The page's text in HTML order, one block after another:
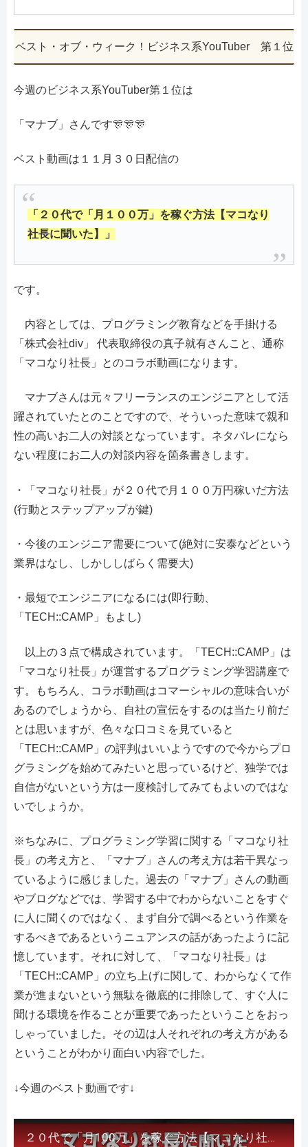
ベスト・オブ・ウィーク！ビジネス系YouTuber 第１位
今週のビジネス系YouTuber第１位は
「マナブ」さんです🎊🎊🎊
ベスト動画は１１月３０日配信の
「２０代で「月１００万」を稼ぐ方法【マコなり
社長に聞いた】」
です。
内容としては、プログラミング教育などを手掛ける
「株式会社div」 代表取締役の真子就有さんこと、通称
「マコなり社長」とのコラボ動画になります。
マナブさんは元々フリーランスのエンジニアとして活
躍されていたとのことですので、そういった意味で親和
性の高いお二人の対談となっています。ネタバレになら
ない程度にお二人の対談内容を箇条書きします。
・「マコなり社長」が２０代で月１００万円稼いだ方法
(行動とステップアップが鍵)
・今後のエンジニア需要について(絶対に安泰などという
業界はなし、しかししばらく需要大)
・最短でエンジニアになるには(即行動、
「TECH::CAMP」もよし)
以上の３点で構成されています。「TECH::CAMP」は
「マコなり社長」が運営するプログラミング学習講座で
す。もちろん、コラボ動画はコマーシャルの意味合いが
あるのでしょうから、自社の宣伝をするのは当たり前だ
とは思いますが、色々な口コミを見ていると
「TECH::CAMP」の評判はいいようですので今からプロ
グラミングを始めてみたいと思っているけど、独学では
自信がないという方は一度検討してみてもよいのではな
いでしょうか。
※ちなみに、プログラミング学習に関する「マコなり社
長」の考え方と、「マナブ」さんの考え方は若干異なっ
ているように感じました。過去の「マナブ」さんの動画
やブログなどでは、学習する中でわからないことをすぐ
に人に聞くのではなく、まず自分で調べるという作業を
するべきであるというニュアンスの話があったように記
憶しています。それに対して、「マコなり社長」は
「TECH::CAMP」の立ち上げに関して、わからなくて作
業が進まないという無駄を徹底的に排除して、すぐ人に
聞ける環境を作ることが重要であったということをおっ
しゃっていました。その辺は人それぞれの考え方がある
ということがわかり面白い内容でした。
↓今週のベスト動画です↓
２０代で「月100万」を稼ぐ方法【マコなり社長に聞いた】